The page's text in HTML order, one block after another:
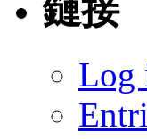
鏈接
Log